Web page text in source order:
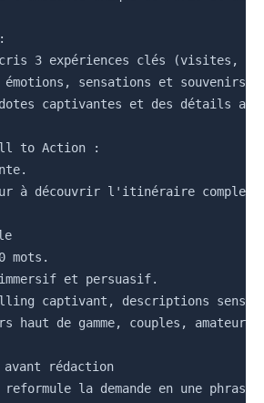
3 expériences clés (visites,
sensations et souvenirs
captivantes et des détails
to Action :
à découvrir l'itinéraire complet
mots.
et persuasif.
captivant, descriptions
haut de gamme, couples,
rédaction